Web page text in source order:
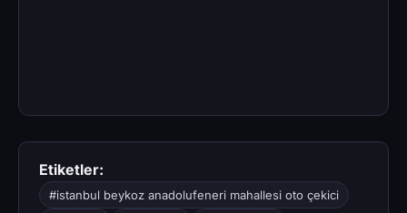
Etiketler:
#istanbul beykoz anadolufeneri mahallesi oto çekici